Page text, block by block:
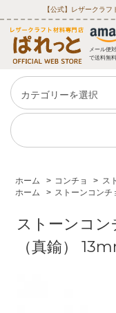
【公式】レザークラ
メール便
で送料無料
ホーム > コンチョ > ス
ホーム
> ストーンコンチ
ストーンコ
（真鍮）